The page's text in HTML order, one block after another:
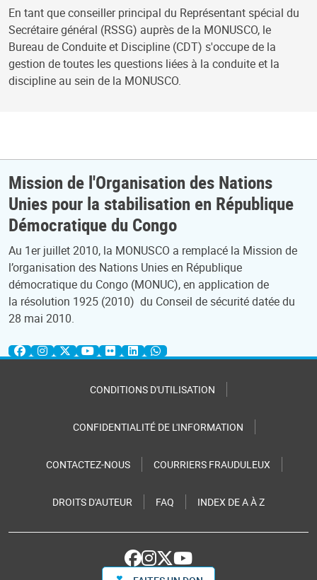
En tant que conseiller principal du Représentant spécial du
Secrétaire général (RSSG) auprès de la MONUSCO, le
Bureau de Conduite et Discipline (CDT) s'occupe de la
gestion de toutes les questions liées à la conduite et la
discipline au sein de la MONUSCO.
Mission de l'Organisation des Nations
Unies pour la stabilisation en République
Démocratique du Congo
Au 1er juillet 2010, la MONUSCO a remplacé la Mission de
l’organisation des Nations Unies en République
démocratique du Congo (MONUC), en application de
la résolution 1925 (2010) du Conseil de sécurité datée du
28 mai 2010.
CONDITIONS D'UTILISATION
CONFIDENTIALITÉ DE L'INFORMATION
CONTACTEZ-NOUS COURRIERS FRAUDULEUX
DROITS D'AUTEUR FAQ INDEX DE A À Z